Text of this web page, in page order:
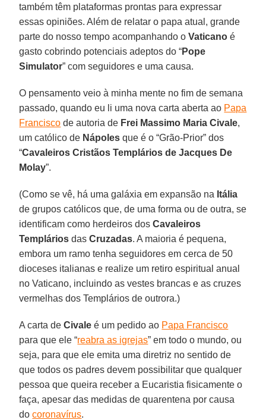
também têm plataformas prontas para expressar
essas opiniões. Além de relatar o papa atual, grande
parte do nosso tempo acompanhando oVaticano é
gasto cobrindo potenciais adeptos do “Pope
Simulator” com seguidores e uma causa.
O pensamento veio à minha mente no fim de semana
passado, quando eu li uma nova carta aberta ao Papa
Francisco de autoria de Frei Massimo Maria Civale,
um católico de Nápoles que é o “Grão-Prior” dos
“Cavaleiros Cristãos Templários de Jacques De
Molay”.
(Como se vê, há uma galáxia em expansão na Itália
de grupos católicos que, de uma forma ou de outra, se
identificam como herdeiros dosCavaleiros
Templáriosdas Cruzadas. A maioria é pequena,
embora um ramo tenha seguidores em cerca de 50
dioceses italianas e realize um retiro espiritual anual
no Vaticano, incluindo as vestes brancas e as cruzes
vermelhas dos Templários de outrora.)
A carta deCivale é um pedido ao Papa Francisco
para que ele “reabra as igrejas” em todo o mundo, ou
seja, para que ele emita uma diretriz no sentido de
que todos os padres devem possibilitar que qualquer
pessoa que queira receber a Eucaristia fisicamente o
faça, apesar das medidas de quarentena por causa
docoronavírus.